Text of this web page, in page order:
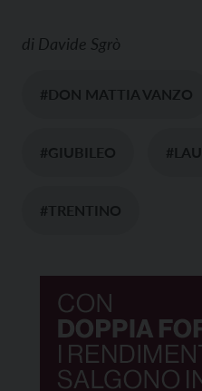
di Davide Sgrò
#DON MATTIA VANZO
#GIUBILEO
#TRENTINO